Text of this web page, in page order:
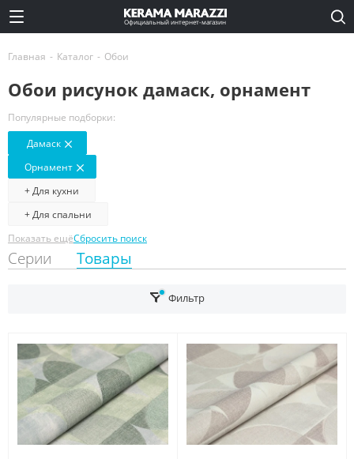
Официальный интернет-магазин
Главная - Каталог - Обои
Обои рисунок дамаск, орнамент
Популярные подборки:
Дамаск
Орнамент
+ Для кухни
+ Для спальни
Показать ещёСбросить поиск
Серии Товары
Фильтр